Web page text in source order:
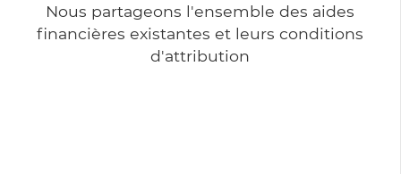
Nous partageons l'ensemble des aides
financières existantes et leurs conditions
d'attribution